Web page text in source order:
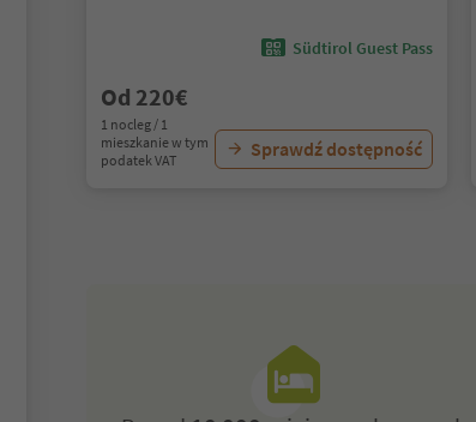
Südtirol Guest Pass
Od 220€
1 nocleg / 1
mieszkanie w tym
podatek VAT
Sprawdź dostępność